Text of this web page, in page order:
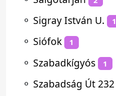
⚬ Sigray István U. 1
⚬ Siófok 1
⚬ Szabadkígyós 1
⚬ Szabadság Út 232